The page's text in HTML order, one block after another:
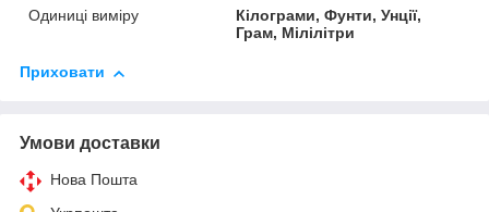
Одиниці виміру
Кілограми, Фунти, Унції,
Грам, Мілілітри
Приховати
Умови доставки
Нова Пошта